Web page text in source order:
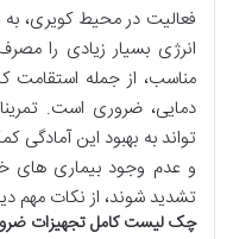
فعالیت در محیط کویری،
انرژی بسیار زیادی را
مناسب، از جمله استقامت
دمایی، ضروری است.
تواند به بهبود این
و عدم وجود بیماری
تشدید شوند، از نکات مهم
چک لیست کامل تجهیزات